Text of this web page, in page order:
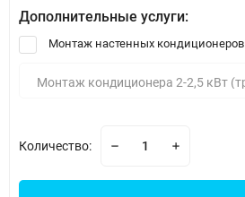
Дополнительные услуги:
Монтаж настенных кондиционеров
Количество: